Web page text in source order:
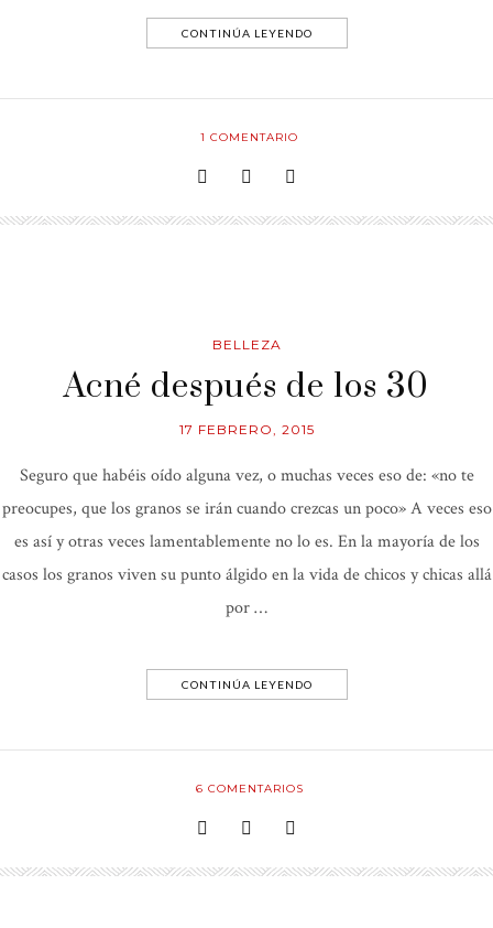
CONTINÚA LEYENDO
1 COMENTARIO
BELLEZA
Acné después de los 30
17 FEBRERO, 2015
Seguro que habéis oído alguna vez, o muchas veces eso de: «no te
preocupes, que los granos se irán cuando crezcas un poco» A veces eso
es así y otras veces lamentablemente no lo es. En la mayoría de los
casos los granos viven su punto álgido en la vida de chicos y chicas allá
por …
CONTINÚA LEYENDO
6 COMENTARIOS